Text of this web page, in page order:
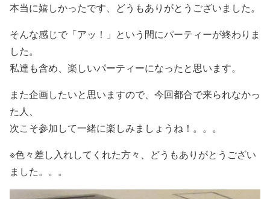
本当に嬉しかったです、どうもありがとうございました。
そんな感じで「アッ！」という間にパーティーが終わりま
した。
私達も含め、楽しいパーティーになったと思います。
また企画したいと思いますので、今回都合で来られなかっ
た人、
次こそ参加して一緒に楽しみましょうね！。。。
※色々差し入れしてくれた方々、どうもありがとうござい
ました。。。